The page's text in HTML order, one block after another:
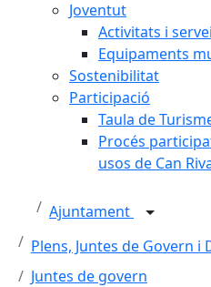
Joventut
Activitats i
Equipaments
Sostenibilitat
Participació
Taula de
Procés
usos de Can
Ajuntament
Plens, Juntes de Govern i
Juntes de govern